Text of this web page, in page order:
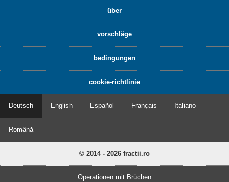
über
vorschläge
bedingungen
cookie-richtlinie
Deutsch English Español Français Italiano
Română
© 2014 - 2026 fractii.ro
Operationen mit Brüchen